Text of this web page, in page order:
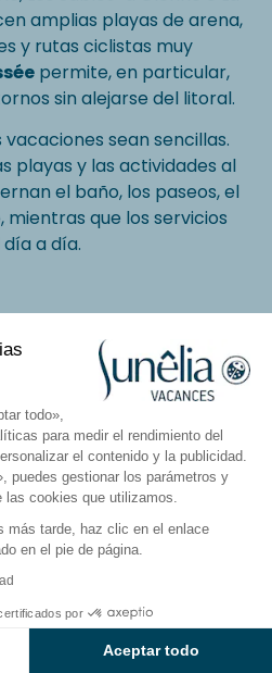
todo»,
para medir el rendimiento del
el contenido y la publicidad.
puedes gestionar los parámetros y
las cookies que utilizamos.
más tarde, haz clic en el enlace
en el pie de página.
por
Aceptar todo
en el mapa
amplias playas de arena,
y rutas ciclistas muy
permite, en particular,
sin alejarse del litoral.
sean sencillas.
playas y las actividades al
el baño, los paseos, el
que los servicios
a día.
Vasco: la fuerza
naturaleza y